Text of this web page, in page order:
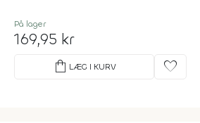
På lager
169,95 kr
shopping_bag LÆG I KURV favorite